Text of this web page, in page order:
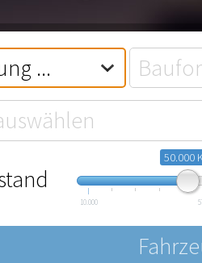
50.000
10.000